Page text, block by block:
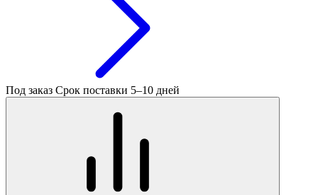
Под заказ Срок поставки 5–10 дней